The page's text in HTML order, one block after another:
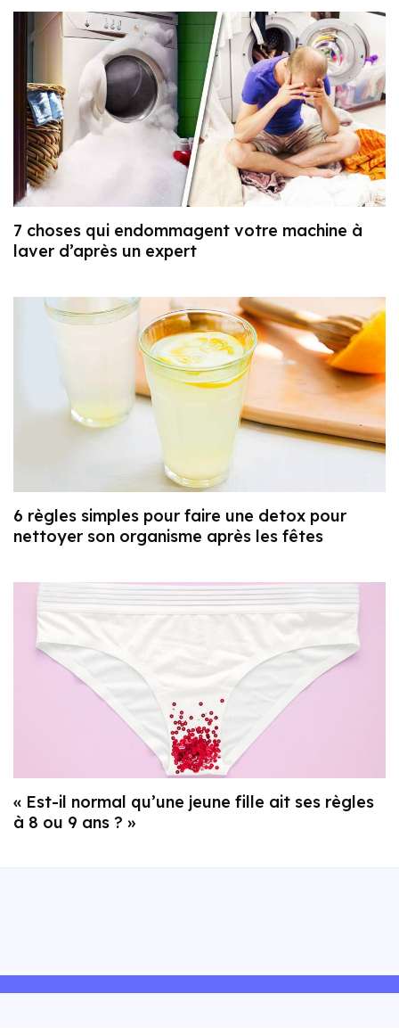
7 choses qui endommagent votre machine à
laver d’après un expert
6 règles simples pour faire une detox pour
nettoyer son organisme après les fêtes
« Est-il normal qu’une jeune fille ait ses règles
à 8 ou 9 ans ? »